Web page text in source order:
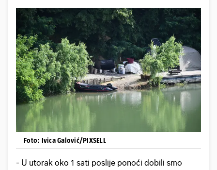
Foto: Ivica Galović/PIXSELL
- U utorak oko 1 sati poslije ponoći dobili smo